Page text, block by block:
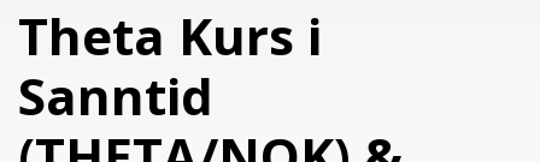
Theta Kurs i
Sanntid